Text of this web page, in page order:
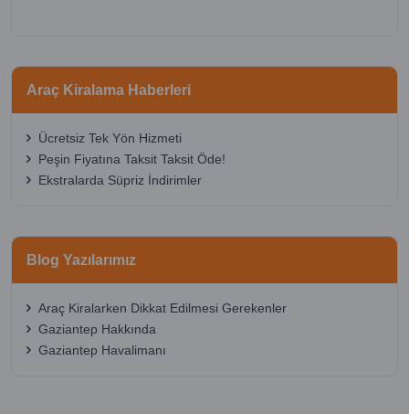
Araç Kiralama Haberleri
Ücretsiz Tek Yön Hizmeti
Peşin Fiyatına Taksit Taksit Öde!
Ekstralarda Süpriz İndirimler
Blog Yazılarımız
Araç Kiralarken Dikkat Edilmesi Gerekenler
Gaziantep Hakkında
Gaziantep Havalimanı